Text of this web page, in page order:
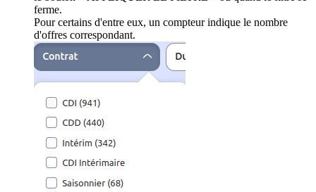
ferme.
Pour certains d'entre eux, un compteur indique le nombre
d'offres correspondant.